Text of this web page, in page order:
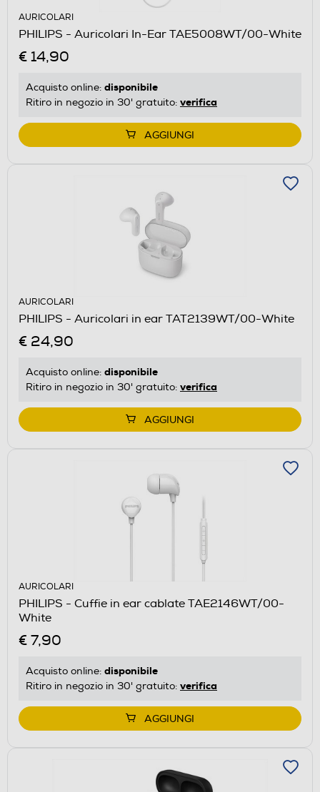
AURICOLARI
PHILIPS - Auricolari In-Ear TAE5008WT/00-White
€ 14,90
Acquisto online: disponibile
Ritiro in negozio in 30' gratuito: verifica
AGGIUNGI
AURICOLARI
PHILIPS - Auricolari in ear TAT2139WT/00-White
€ 24,90
Acquisto online: disponibile
Ritiro in negozio in 30' gratuito: verifica
AGGIUNGI
AURICOLARI
PHILIPS - Cuffie in ear cablate TAE2146WT/00-
White
€ 7,90
Acquisto online: disponibile
Ritiro in negozio in 30' gratuito: verifica
AGGIUNGI